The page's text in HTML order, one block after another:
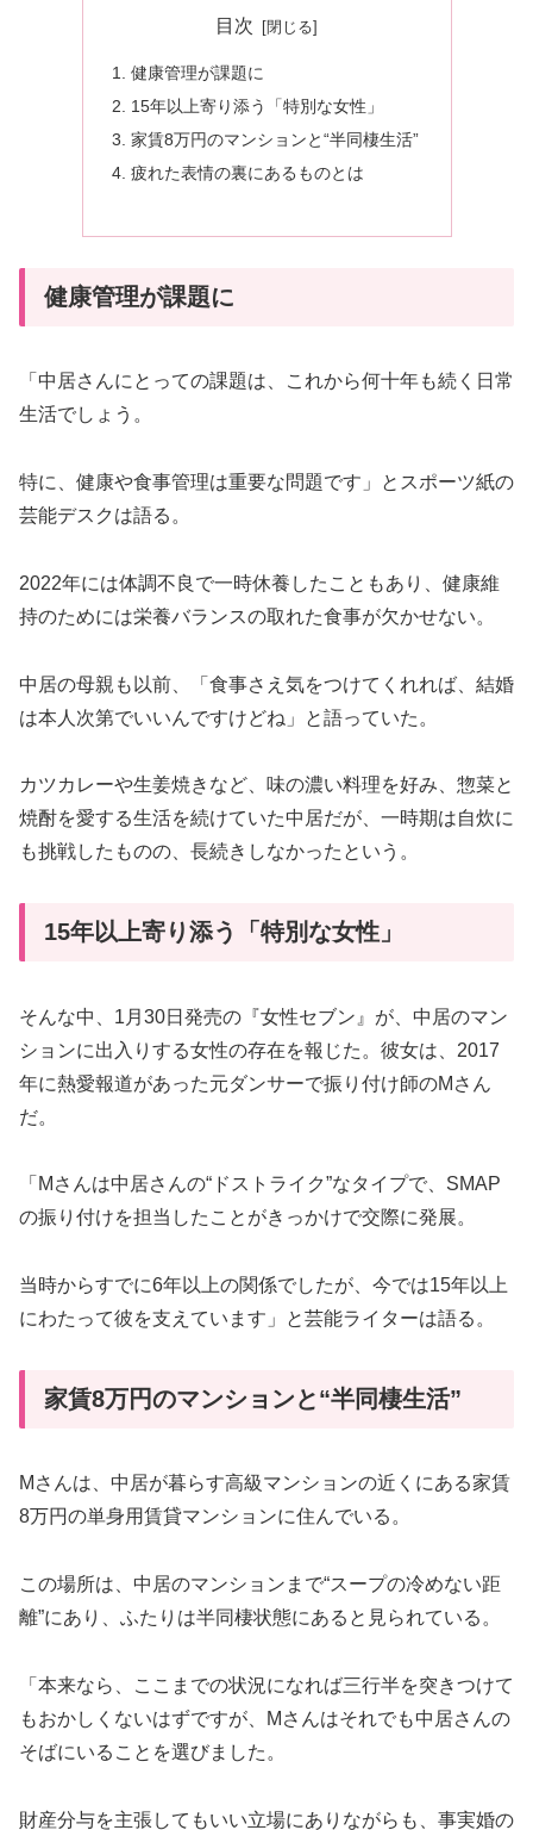
目次
健康管理が課題に
15年以上寄り添う「特別な女性」
家賃8万円のマンションと“半同棲生活”
疲れた表情の裏にあるものとは
健康管理が課題に
「中居さんにとっての課題は、これから何十年も続く日常
生活でしょう。
特に、健康や食事管理は重要な問題です」とスポーツ紙の
芸能デスクは語る。
2022年には体調不良で一時休養したこともあり、健康維
持のためには栄養バランスの取れた食事が欠かせない。
中居の母親も以前、「食事さえ気をつけてくれれば、結婚
は本人次第でいいんですけどね」と語っていた。
カツカレーや生姜焼きなど、味の濃い料理を好み、惣菜と
焼酎を愛する生活を続けていた中居だが、一時期は自炊に
も挑戦したものの、長続きしなかったという。
15年以上寄り添う「特別な女性」
そんな中、1月30日発売の『女性セブン』が、中居のマン
ションに出入りする女性の存在を報じた。彼女は、2017
年に熱愛報道があった元ダンサーで振り付け師のMさん
だ。
「Mさんは中居さんの“ドストライク”なタイプで、SMAP
の振り付けを担当したことがきっかけで交際に発展。
当時からすでに6年以上の関係でしたが、今では15年以上
にわたって彼を支えています」と芸能ライターは語る。
家賃8万円のマンションと“半同棲生活”
Mさんは、中居が暮らす高級マンションの近くにある家賃
8万円の単身用賃貸マンションに住んでいる。
この場所は、中居のマンションまで“スープの冷めない距
離”にあり、ふたりは半同棲状態にあると見られている。
「本来なら、ここまでの状況になれば三行半を突きつけて
もおかしくないはずですが、Mさんはそれでも中居さんの
そばにいることを選びました。
財産分与を主張してもいい立場にありながらも、事実婚の